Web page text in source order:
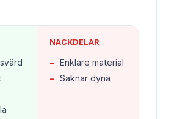
NACKDELAR
− Enklare material
− Saknar dyna